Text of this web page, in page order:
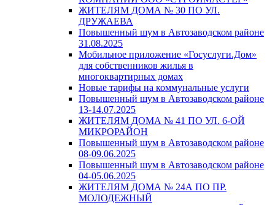
ЖИТЕЛЯМ ДОМА № 30 ПО УЛ.
ДРУЖАЕВА
Повышенный шум в Автозаводском районе
31.08.2025
Мобильное приложение «Госуслуги.Дом»
для собственников жилья в
многоквартирных домах
Новые тарифы на коммунальные услуги
Повышенный шум в Автозаводском районе
13-14.07.2025
ЖИТЕЛЯМ ДОМА № 41 ПО УЛ. 6-ОЙ
МИКРОРАЙОН
Повышенный шум в Автозаводском районе
08-09.06.2025
Повышенный шум в Автозаводском районе
04-05.06.2025
ЖИТЕЛЯМ ДОМА № 24А ПО ПР.
МОЛОДЕЖНЫЙ